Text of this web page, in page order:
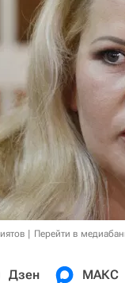
Перейти в
Дзен МАКС